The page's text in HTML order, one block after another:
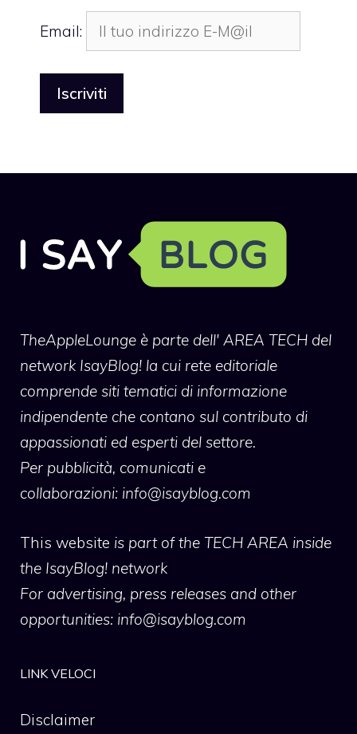
Email:
TheAppleLounge è parte dell' AREA TECH del
network IsayBlog! la cui rete editoriale
comprende siti tematici di informazione
indipendente che contano sul contributo di
appassionati ed esperti del settore.
Per pubblicità, comunicati e
collaborazioni: info@isayblog.com
This website is part of the TECH AREA inside
the IsayBlog! network
For advertising, press releases and other
opportunities: info@isayblog.com
LINK VELOCI
Disclaimer